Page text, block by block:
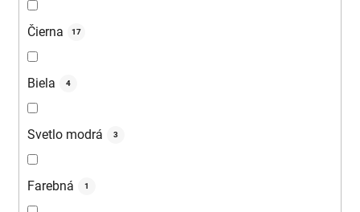
Čierna 17
Biela 4
Svetlo modrá 3
Farebná 1